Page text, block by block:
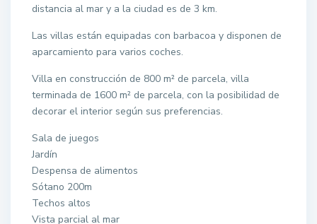
distancia al mar y a la ciudad es de 3 km.
Las villas están equipadas con barbacoa y disponen de
aparcamiento para varios coches.
Villa en construcción de 800 m² de parcela, villa
terminada de 1600 m² de parcela, con la posibilidad de
decorar el interior según sus preferencias.
Sala de juegos
Jardín
Despensa de alimentos
Sótano 200m
Techos altos
Vista parcial al mar